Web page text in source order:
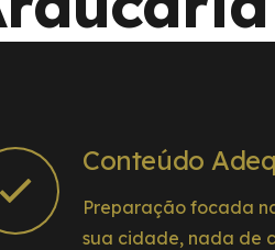
Conteúdo
Preparação focada
sua cidade, nada de